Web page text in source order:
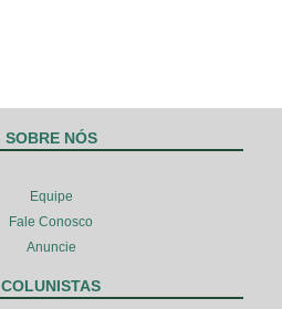
SOBRE NÓS
Equipe
Fale Conosco
Anuncie
COLUNISTAS